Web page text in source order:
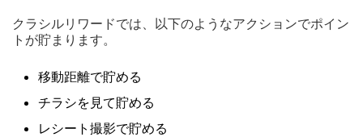
クラシルリワードでは、以下のようなアクションでポイン
トが貯まります。
移動距離で貯める
チラシを見て貯める
レシート撮影で貯める